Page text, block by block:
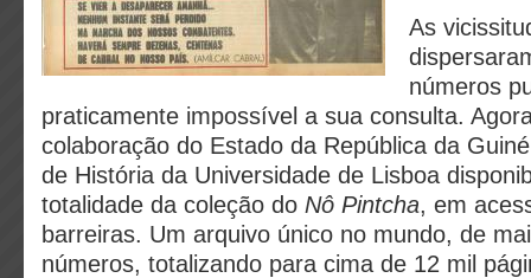
As
números
praticamente impossível a sua consulta.
colaboração do Estado da República da
de História da Universidade de Lisboa
totalidade da coleção do Nô Pintcha, em
barreiras. Um arquivo único no mundo, de
números, totalizando para cima de 12 mil